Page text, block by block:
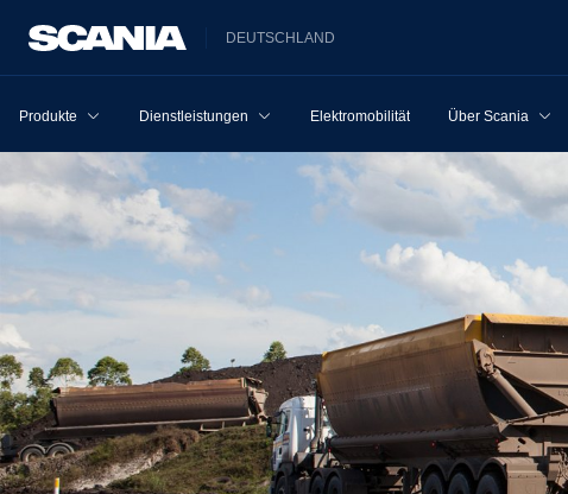
DEUTSCHLAND
Produkte Dienstleistungen Elektromobilität Über Scania